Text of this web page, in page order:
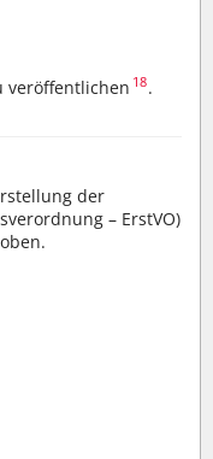
veröffentlichen 18.
der
– ErstVO)